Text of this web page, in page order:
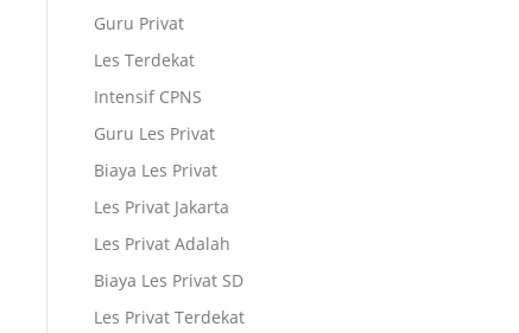
Guru Privat
Les Terdekat
Intensif CPNS
Guru Les Privat
Biaya Les Privat
Les Privat Jakarta
Les Privat Adalah
Biaya Les Privat SD
Les Privat Terdekat